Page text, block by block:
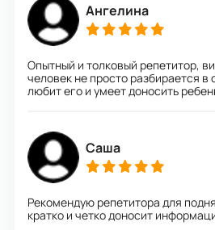
Ангелина
Опытный и толковый репетитор,
человек не просто разбирается
любит его и умеет доносить
Саша
Рекомендую репетитора для
кратко и четко доносит